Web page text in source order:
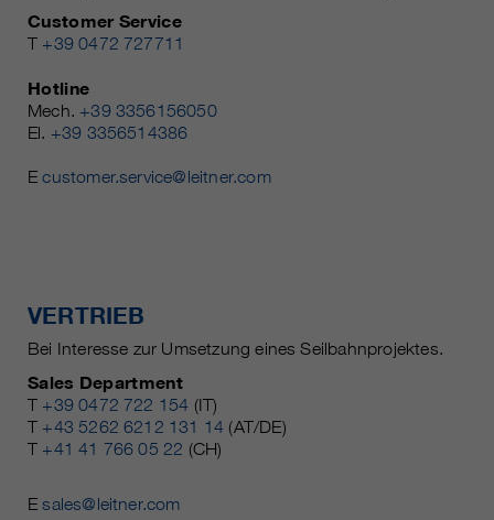
Customer Service
T +39 0472 727711
Hotline
Mech. +39 3356156050
El. +39 3356514386
Ecustomer.service@leitner.com
VERTRIEB
Bei Interesse zur Umsetzung eines Seilbahnprojektes.
Sales Department
T +39 0472 722 154 (IT)
T +43 5262 6212 131 14 (AT/DE)
T +41 41 766 05 22 (CH)
Esales@leitner.com